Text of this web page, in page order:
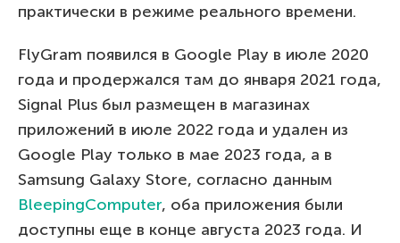
практически в режиме реального времени.
FlyGram появился в Google Play в июле 2020
года и продержался там до января 2021 года,
Signal Plus был размещен в магазинах
приложений в июле 2022 года и удален из
Google Play только в мае 2023 года, а в
Samsung Galaxy Store, согласно данным
BleepingComputer, оба приложения были
доступны еще в конце августа 2023 года. И